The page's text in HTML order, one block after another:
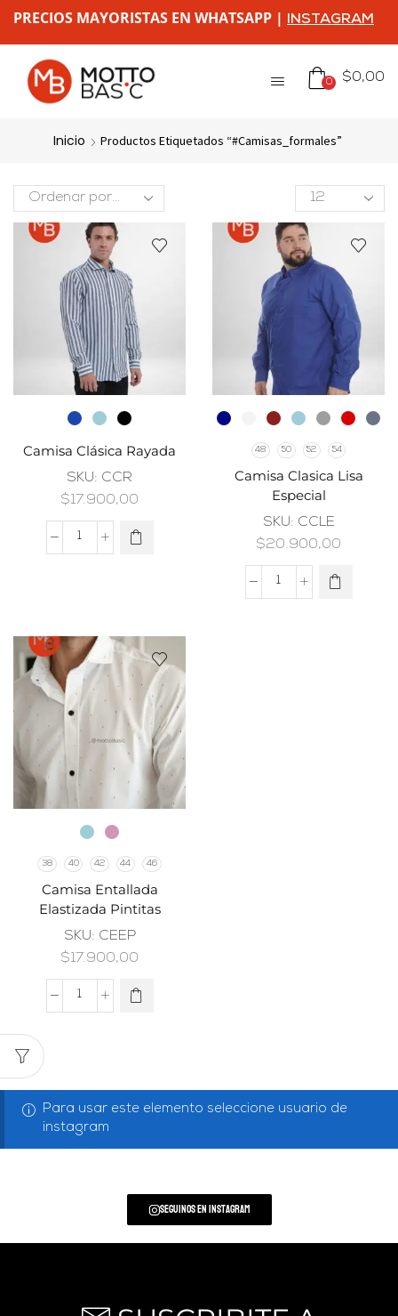
PRECIOS MAYORISTAS EN WHATSAPP | INSTAGRAM
0 $0,00
Inicio Productos Etiquetados “#camisas_formales”
Camisa Clásica Rayada
SKU: CCR
$17.900,00
48 50 52 54
Camisa Clasica Lisa
Especial
SKU: CCLE
$20.900,00
38 40 42 44 46
Camisa Entallada
Elastizada Pintitas
SKU: CEEP
$17.900,00
Para usar este elemento seleccione usuario de
instagram
Seguinos en Instagram